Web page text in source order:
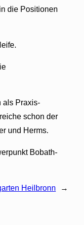
die Positionen
als Praxis-
schon der
und Herms.
Bobath-
Heilbronn →